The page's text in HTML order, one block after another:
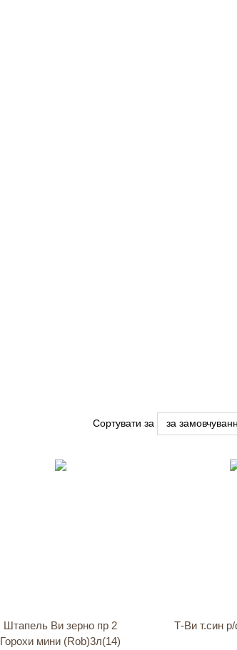
Сортувати за
Штапель Ви зерно пр 2
Горохи мини (Rob)3л(14)
Т-Ви т.син